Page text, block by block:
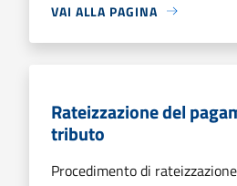
VAI ALLA PAGINA
Rateizzazione del
tributo
Procedimento di